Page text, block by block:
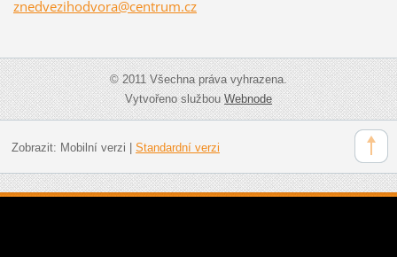
znedvezihodvora@centrum.cz
© 2011 Všechna práva vyhrazena.
Vytvořeno službouWebnode
Zobrazit: Mobilní verzi Standardní verzi